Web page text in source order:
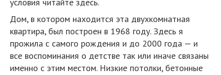
условия читайте здесь.
Дом, в котором находится эта двухкомнатная
квартира, был построен в 1968 году. Здесь я
прожила с самого рождения и до 2000 года — и
все воспоминания о детстве так или иначе связаны
именно с этим местом. Низкие потолки, бетонные